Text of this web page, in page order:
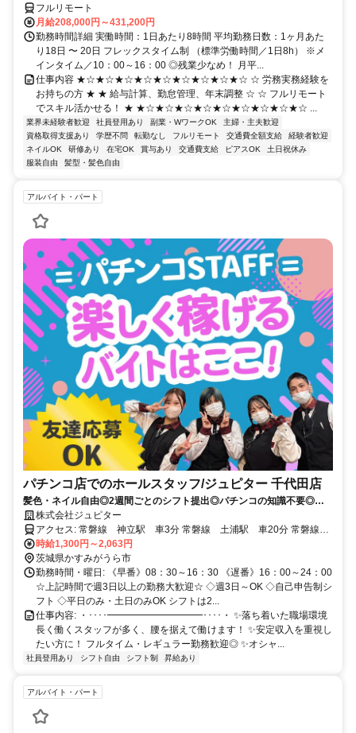
フルリモート
月給208,000円～431,200円
勤務時間詳細 実働時間：1日あたり8時間 平均勤務日数：1ヶ月あた
り18日 〜 20日 フレックスタイム制 （標準労働時間／1日8h） ※メ
インタイム／10：00～16：00 ◎残業少なめ！ 月平...
仕事内容 ★☆★☆★☆★☆★☆★☆★☆★☆★☆ ☆ 労務実務経験を
お持ちの方 ★ ★ 給与計算、勤怠管理、年末調整 ☆ ☆ フルリモート
でスキル活かせる！ ★ ★☆★☆★☆★☆★☆★☆★☆★☆★☆ ...
業界未経験者歓迎 社員登用あり 副業・WワークOK
主婦・主夫歓迎
資格取得支援あり
学歴不問 転勤なし フルリモート 交通費全額支給
経験者歓迎
ネイルOK
研修あり 在宅OK 賞与あり 交通費支給 ピアスOK
土日祝休み
服装自由
髪型・髪色自由
アルバイト・パート
パチンコ店でのホールスタッフ/ジュピター 千代田店
髪色・ネイル自由◎2週間ごとのシフト提出◎パチンコの知識不要◎土
日祝＆深夜時給UP◎週3日勤務歓迎で安定した稼ぎ◎
株式会社ジュピター
アクセス: 常磐線 神立駅 車3分 常磐線 土浦駅 車20分 常磐線
石岡駅 車20分
時給1,300円～2,063円
茨城県かすみがうら市
勤務時間・曜日: 《早番》08：30～16：30 《遅番》16：00～24：00
☆上記時間で週3日以上の勤務大歓迎☆ ◇週3日～OK ◇自己申告制シ
フト ◇平日のみ・土日のみOK シフトは2...
仕事内容: ・････━━━━━━━━━━････・ ✨落ち着いた職場環境
長く働くスタッフが多く、腰を据えて働けます！ ✨安定収入を重視し
たい方に！ フルタイム・レギュラー勤務歓迎◎ ✨オシャ...
社員登用あり シフト自由 シフト制 昇給あり
アルバイト・パート